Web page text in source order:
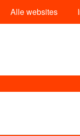
Alle websites